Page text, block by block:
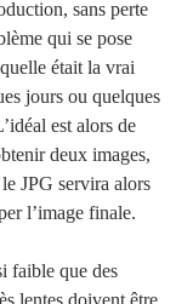
sans perte
qui se pose
était la vrai
jours ou quelques
est alors de
deux images,
JPG servira alors
l’image finale.
faible que des
lentes doivent être